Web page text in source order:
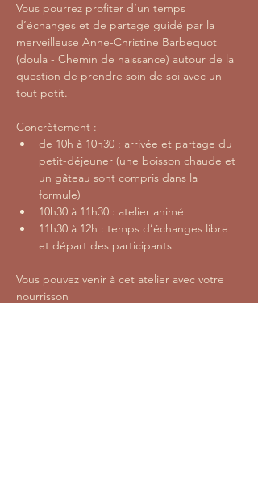
Vous pourrez profiter d’un temps
d’échanges et de partage guidé par la
merveilleuse Anne-Christine Barbequot
(doula - Chemin de naissance) autour de la
question de prendre soin de soi avec un
tout petit.
Concrètement :
de 10h à 10h30 : arrivée et partage du
petit-déjeuner (une boisson chaude et
un gâteau sont compris dans la
formule)
10h30 à 11h30 : atelier animé
11h30 à 12h : temps d’échanges libre
et départ des participants
Vous pouvez venir à cet atelier avec votre
nourrisson